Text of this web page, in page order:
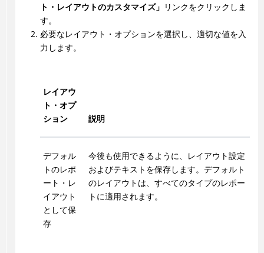
ト・レイアウトのカスタマイズ」 リンクをクリックしま
す。
必要なレイアウト・オプションを選択し、適切な値を入
力します。
レイアウ
ト・オプ
ション
説明
デフォル
トのレポ
ート・レ
イアウト
として保
存
今後も使用できるように、レイアウト設定
およびテキストを保存します。デフォルト
のレイアウトは、すべてのタイプのレポー
トに適用されます。